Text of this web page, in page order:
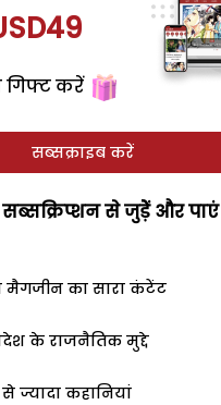
गिफ्ट करें
सब्सक्राइब करें
सब्सक्रिप्शन से जुड़ेें और पाएं
मैगजीन का सारा कंटेंट
के राजनैतिक मुद्दे
से ज्यादा कहानियां